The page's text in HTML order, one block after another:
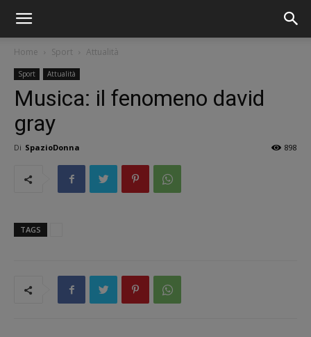
Home Sport Attualità
Sport Attualità
Musica: il fenomeno david
gray
Di SpazioDonna 898
TAGS